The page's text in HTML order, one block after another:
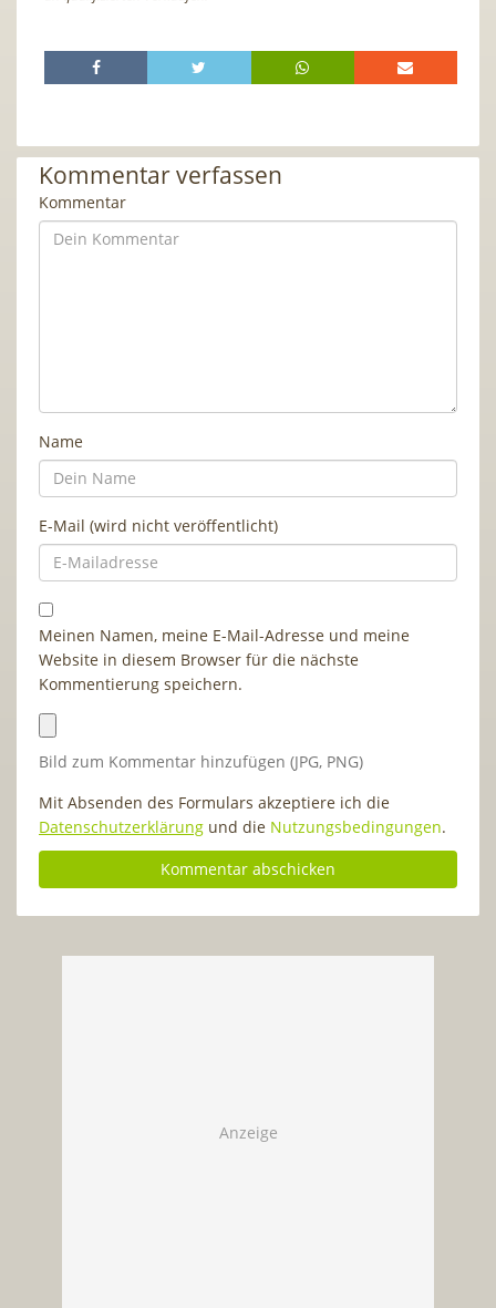
Kommentar verfassen
Kommentar
Name
E-Mail (wird nicht veröffentlicht)
Meinen Namen, meine E-Mail-Adresse und meine
Website in diesem Browser für die nächste
Kommentierung speichern.
Bild zum Kommentar hinzufügen (JPG, PNG)
Mit Absenden des Formulars akzeptiere ich die
Datenschutzerklärung und die Nutzungsbedingungen.